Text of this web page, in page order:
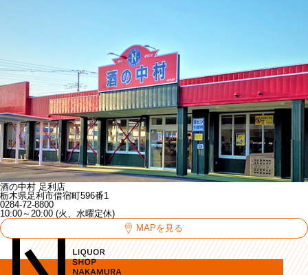
酒の中村 足利店
栃木県足利市借宿町596番1
0284-72-8800
10:00～20:00 (火、水曜定休)
MAPを見る